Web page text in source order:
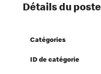
Détails du poste
Catégories
ID de catégorie